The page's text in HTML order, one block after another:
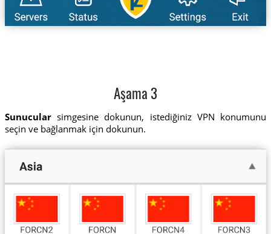
Aşama 3
Sunucularsimgesine dokunun, istediğiniz VPN konumunu
seçin ve bağlanmak için dokunun.